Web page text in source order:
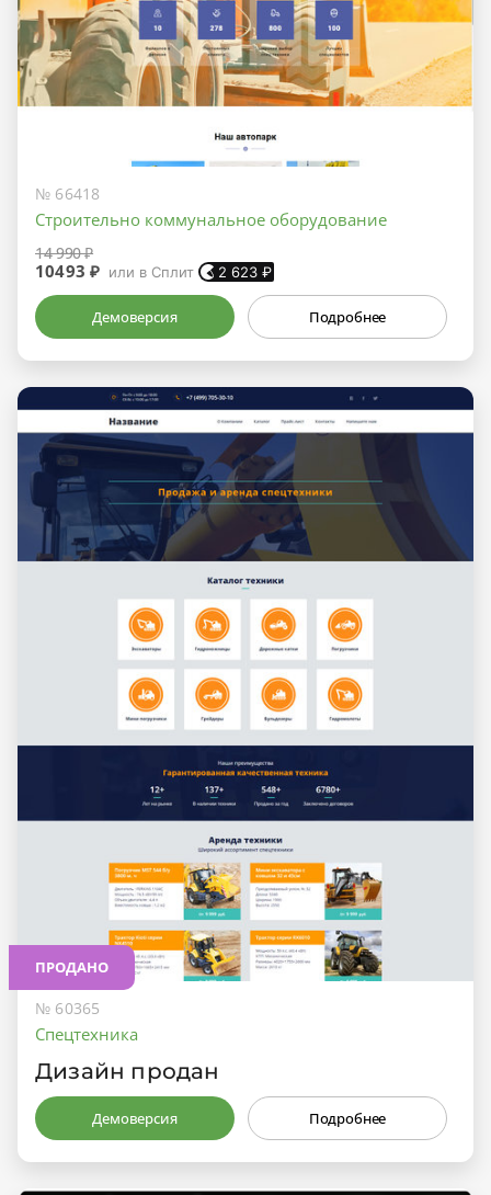
№ 66418
Строительно коммунальное оборудование
14 990 ₽
10493 ₽ или в Сплит 2 623 ₽
Демоверсия Подробнее
ПРОДАНО
№ 60365
Спецтехника
Дизайн продан
Демоверсия Подробнее